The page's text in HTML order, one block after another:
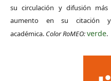
su circulación y difusión
aumento en su citación
académica. Color RoMEO:verde.